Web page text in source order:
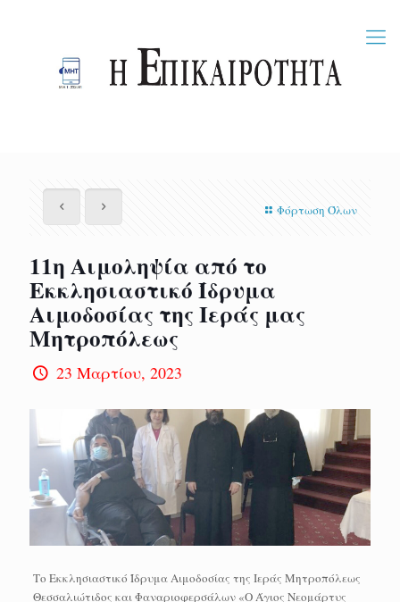
Φόρτωση Όλων
11η Αιμοληψία από το
Εκκλησιαστικό Ίδρυμα
Αιμοδοσίας της Ιεράς μας
Μητροπόλεως
23 Μαρτίου, 2023
Tο Εκκλησιαστικό Ίδρυμα Αιμοδοσίας της Ιεράς Μητροπόλεως
Θεσσαλιώτιδος και Φαναριοφερσάλων «Ο Άγιος Νεομάρτυς